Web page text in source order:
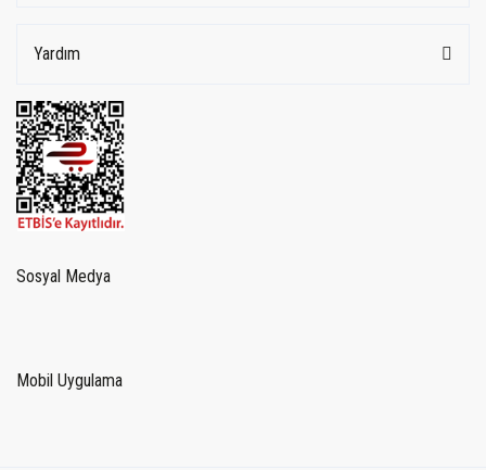
Yardım
Sosyal Medya
Mobil Uygulama